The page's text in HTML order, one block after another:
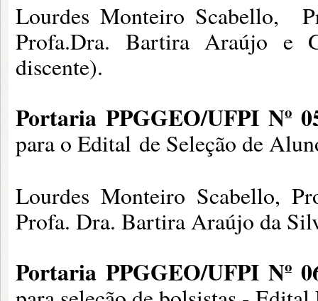
Lourdes Monteiro Scabello,
Profa.Dra. Bartira Araújo e
discente).
Portaria PPGGEO/UFPI Nº
para o Edital de Seleção de
Lourdes Monteiro Scabello,
Profa. Dra. Bartira Araújo da
Portaria PPGGEO/UFPI Nº